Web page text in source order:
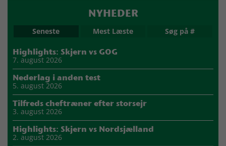
NYHEDER
Seneste Mest Læste Søg på #
Highlights: Skjern vs GOG
7. august 2026
Nederlag i anden test
5. august 2026
Tilfreds cheftræner efter storsejr
3. august 2026
Highlights: Skjern vs Nordsjælland
2. august 2026